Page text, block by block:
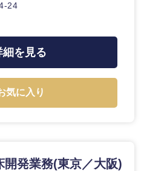
24
細を見る
気に入り
開発業務(東京／大阪)